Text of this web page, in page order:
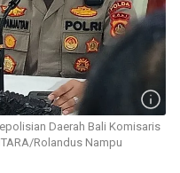
Daerah Bali Komisaris
Rolandus Nampu